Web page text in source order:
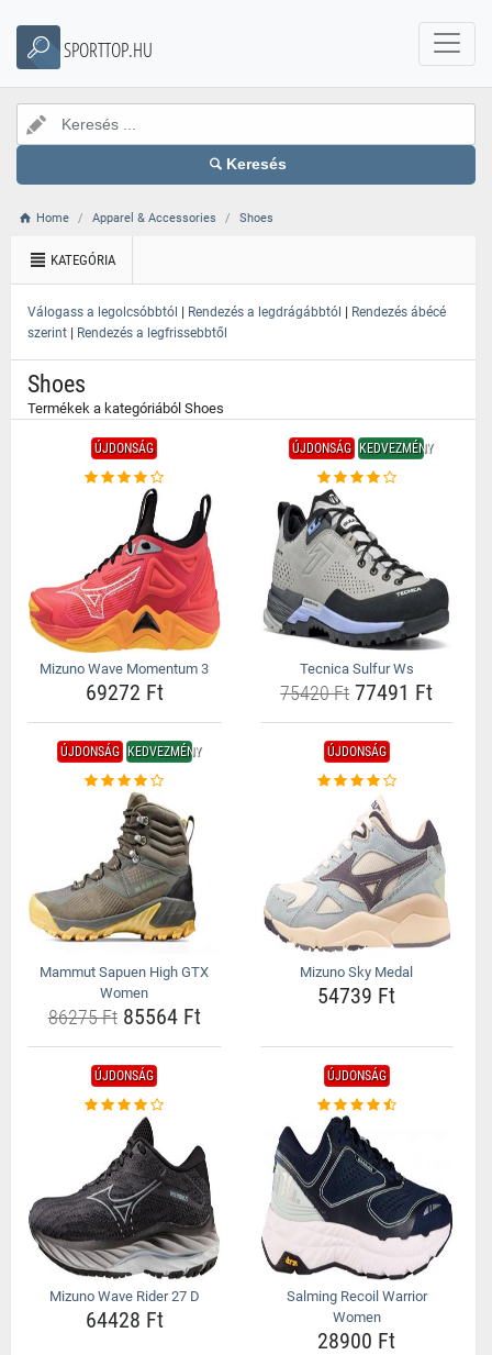
SPORTTOP.HU
Keresés
Home Apparel & Accessories Shoes
KATEGÓRIA
Válogass a legolcsóbbtól | Rendezés a legdrágábbtól | Rendezés ábécé
szerint | Rendezés a legfrissebbtől
Shoes
Termékek a kategóriából Shoes
ÚJDONSÁG
Mizuno Wave Momentum 3
69272 Ft
ÚJDONSÁG KEDVEZMÉNY
Tecnica Sulfur Ws
75420 Ft77491 Ft
ÚJDONSÁG KEDVEZMÉNY
Mammut Sapuen High GTX
Women
86275 Ft85564 Ft
ÚJDONSÁG
Mizuno Sky Medal
54739 Ft
ÚJDONSÁG
Mizuno Wave Rider 27 D
64428 Ft
ÚJDONSÁG
Salming Recoil Warrior
Women
28900 Ft